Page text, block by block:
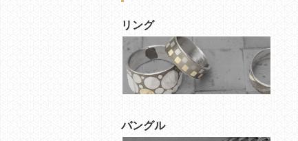
リング
バングル